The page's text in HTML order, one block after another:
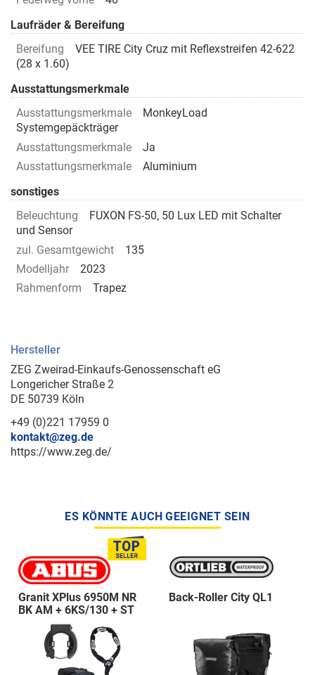
Laufräder & Bereifung
Bereifung
VEE TIRE City Cruz mit Reflexstreifen 42-622
(28 x 1.60)
Ausstattungsmerkmale
Ausstattungsmerkmale
MonkeyLoad
Systemgepäckträger
Ausstattungsmerkmale
Ja
Ausstattungsmerkmale
Aluminium
sonstiges
Beleuchtung
FUXON FS-50, 50 Lux LED mit Schalter
und Sensor
zul. Gesamtgewicht
135
Modelljahr
2023
Rahmenform
Trapez
Hersteller
ZEG Zweirad-Einkaufs-Genossenschaft eG
Longericher Straße 2
DE 50739 Köln
+49 (0)221 17959 0
kontakt@zeg.de
https://www.zeg.de/
ES KÖNNTE AUCH GEEIGNET SEIN
Granit XPlus 6950M NR
BK AM + 6KS/130 + ST
Back-Roller City QL1